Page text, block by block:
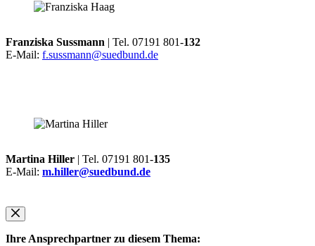
Franziska Sussmann | Tel. 07191 801-132
E-Mail: f.sussmann@suedbund.de
Martina Hiller | Tel. 07191 801-135
E-Mail: m.hiller@suedbund.de
Ihre Ansprechpartner zu diesem Thema: